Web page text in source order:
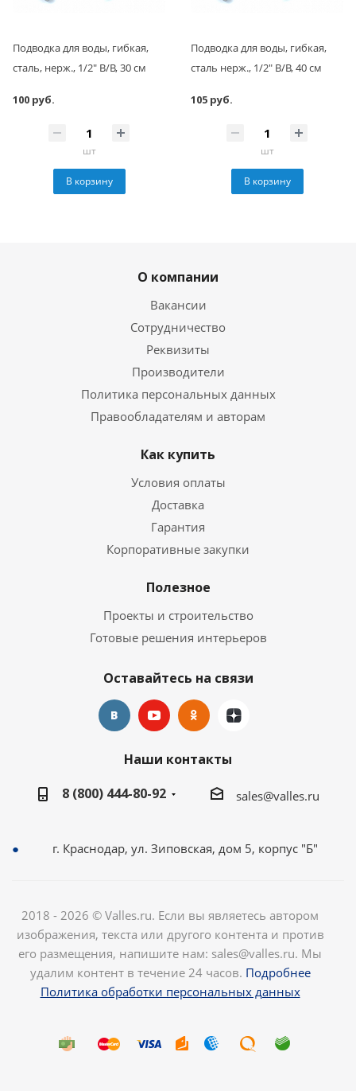
Подводка для воды, гибкая,
сталь, нерж., 1/2" В/В, 30 см
100 руб.
шт
В корзину
Подводка для воды, гибкая,
сталь нерж., 1/2" В/В, 40 см
105 руб.
шт
В корзину
О компании
Вакансии
Сотрудничество
Реквизиты
Производители
Политика персональных данных
Правообладателям и авторам
Как купить
Условия оплаты
Доставка
Гарантия
Корпоративные закупки
Полезное
Проекты и строительство
Готовые решения интерьеров
Оставайтесь на связи
Наши контакты
8 (800) 444-80-92
sales@valles.ru
г. Краснодар, ул. Зиповская, дом 5, корпус "Б"
2018 - 2026 © Valles.ru. Если вы являетесь автором
изображения, текста или другого контента и против
его размещения, напишите нам: sales@valles.ru. Мы
удалим контент в течение 24 часов. Подробнее
Политика обработки персональных данных